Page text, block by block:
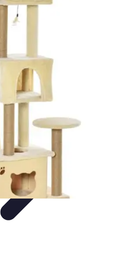
Estrategias de Aprendizaje
Herramientas